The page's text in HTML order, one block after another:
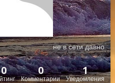
не в сети давно
0
Комментарии
0
Уведомления
1